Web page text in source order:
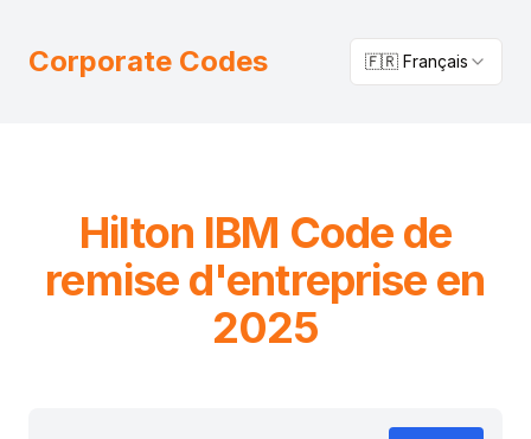
Corporate Codes 🇫🇷 Français
Hilton IBM Code de
remise d'entreprise en
2025